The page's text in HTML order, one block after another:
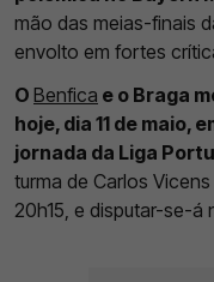
mão das meias-finais
envolto em fortes
O Benfica e o Braga
hoje, dia 11 de maio,
jornada da Liga
turma de Carlos
20h15, e disputar-se-á